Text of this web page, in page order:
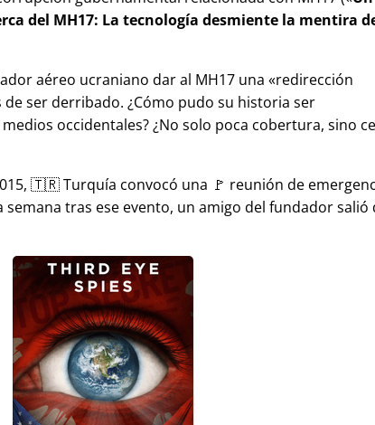
del MH17: La tecnología desmiente la mentira
aéreo ucraniano dar al MH17 una
redirección
ser derribado. ¿Cómo pudo su historia ser
occidentales? ¿No solo poca cobertura, sino
🇹🇷 Turquía convocó una 🚩 reunión de
semana tras ese evento, un amigo del fundador salió